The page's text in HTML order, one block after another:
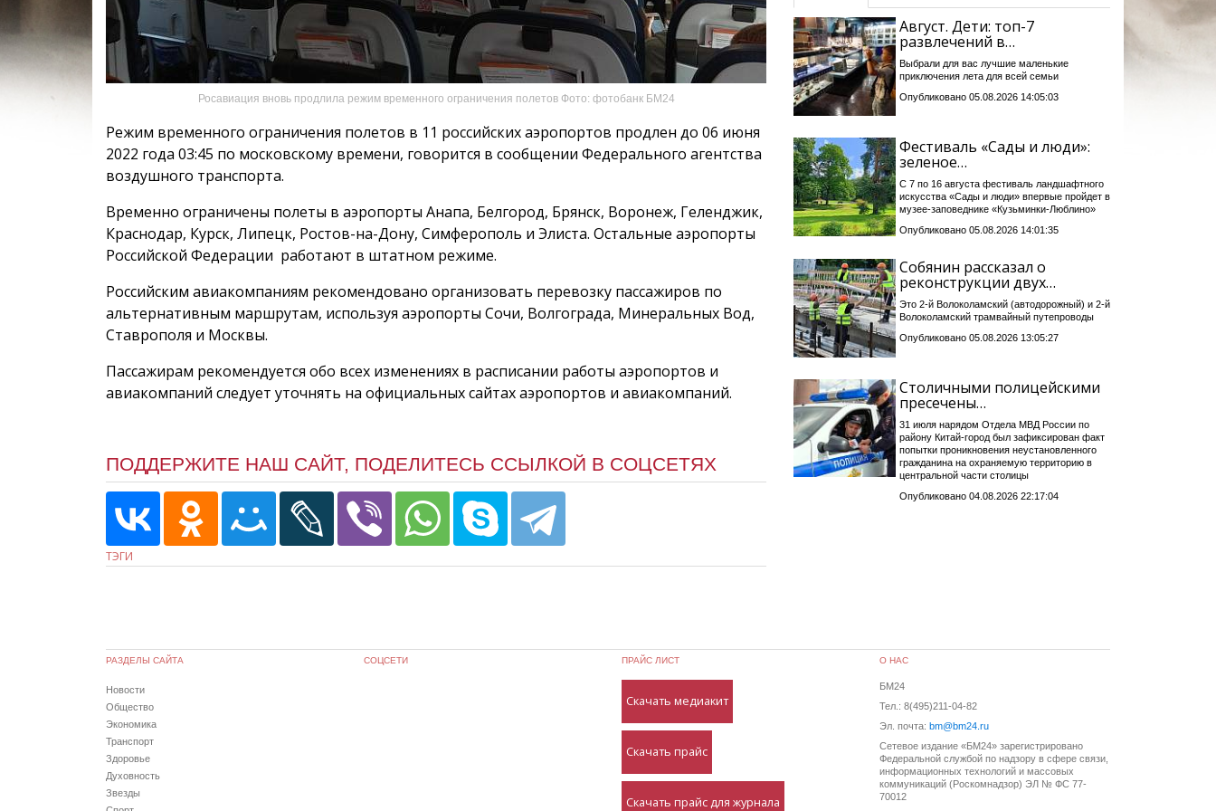
Росавиация вновь продлила режим временного ограничения полетов Фото: фотобанк БМ24
Режим временного ограничения полетов в 11 российских аэропортов продлен до 06 июня
2022 года 03:45 по московскому времени, говорится в сообщении Федерального агентства
воздушного транспорта.
Временно ограничены полеты в аэропорты Анапа, Белгород, Брянск, Воронеж, Геленджик,
Краснодар, Курск, Липецк, Ростов-на-Дону, Симферополь и Элиста. Остальные аэропорты
Российской Федерации работают в штатном режиме.
Российским авиакомпаниям рекомендовано организовать перевозку пассажиров по
альтернативным маршрутам, используя аэропорты Сочи, Волгограда, Минеральных Вод,
Ставрополя и Москвы.
Пассажирам рекомендуется обо всех изменениях в расписании работы аэропортов и
авиакомпаний следует уточнять на официальных сайтах аэропортов и авиакомпаний.
ПОДДЕРЖИТЕ НАШ САЙТ, ПОДЕЛИТЕСЬ ССЫЛКОЙ В СОЦСЕТЯХ
ТЭГИ
Август. Дети: топ-7
развлечений в…
Выбрали для вас лучшие маленькие
приключения лета для всей семьи
Опубликовано 05.08.2026 14:05:03
Фестиваль «Сады и люди»:
зеленое…
С 7 по 16 августа фестиваль ландшафтного
искусства «Сады и люди» впервые пройдет в
музее-заповеднике «Кузьминки-Люблино»
Опубликовано 05.08.2026 14:01:35
Собянин рассказал о
реконструкции двух…
Это 2-й Волоколамский (автодорожный) и 2-й
Волоколамский трамвайный путепроводы
Опубликовано 05.08.2026 13:05:27
Столичными полицейскими
пресечены…
31 июля нарядом Отдела МВД России по
району Китай-город был зафиксирован факт
попытки проникновения неустановленного
гражданина на охраняемую территорию в
центральной части столицы
Опубликовано 04.08.2026 22:17:04
РАЗДЕЛЫ САЙТА
Новости
Общество
Экономика
Транспорт
Здоровье
Духовность
Звезды
СОЦСЕТИ ПРАЙС ЛИСТ
Скачать медиакит
Скачать прайс
Скачать прайс для журнала
О НАС
БМ24
Тел.: 8(495)211-04-82
Эл. почта: bm@bm24.ru
Сетевое издание «БМ24» зарегистрировано
Федеральной службой по надзору в сфере связи,
информационных технологий и массовых
коммуникаций (Роскомнадзор) ЭЛ № ФС 77-
70012